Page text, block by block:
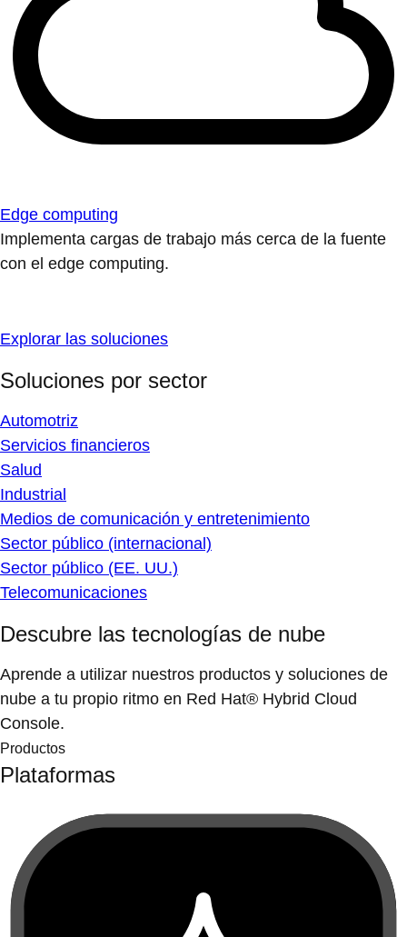
Edge computing
Implementa cargas de trabajo más cerca de la fuente
con el edge computing.
Explorar las soluciones
Soluciones por sector
Automotriz
Servicios financieros
Salud
Industrial
Medios de comunicación y entretenimiento
Sector público (internacional)
Sector público (EE. UU.)
Telecomunicaciones
Descubre las tecnologías de nube
Aprende a utilizar nuestros productos y soluciones de
nube a tu propio ritmo en Red Hat® Hybrid Cloud
Console.
Productos
Plataformas